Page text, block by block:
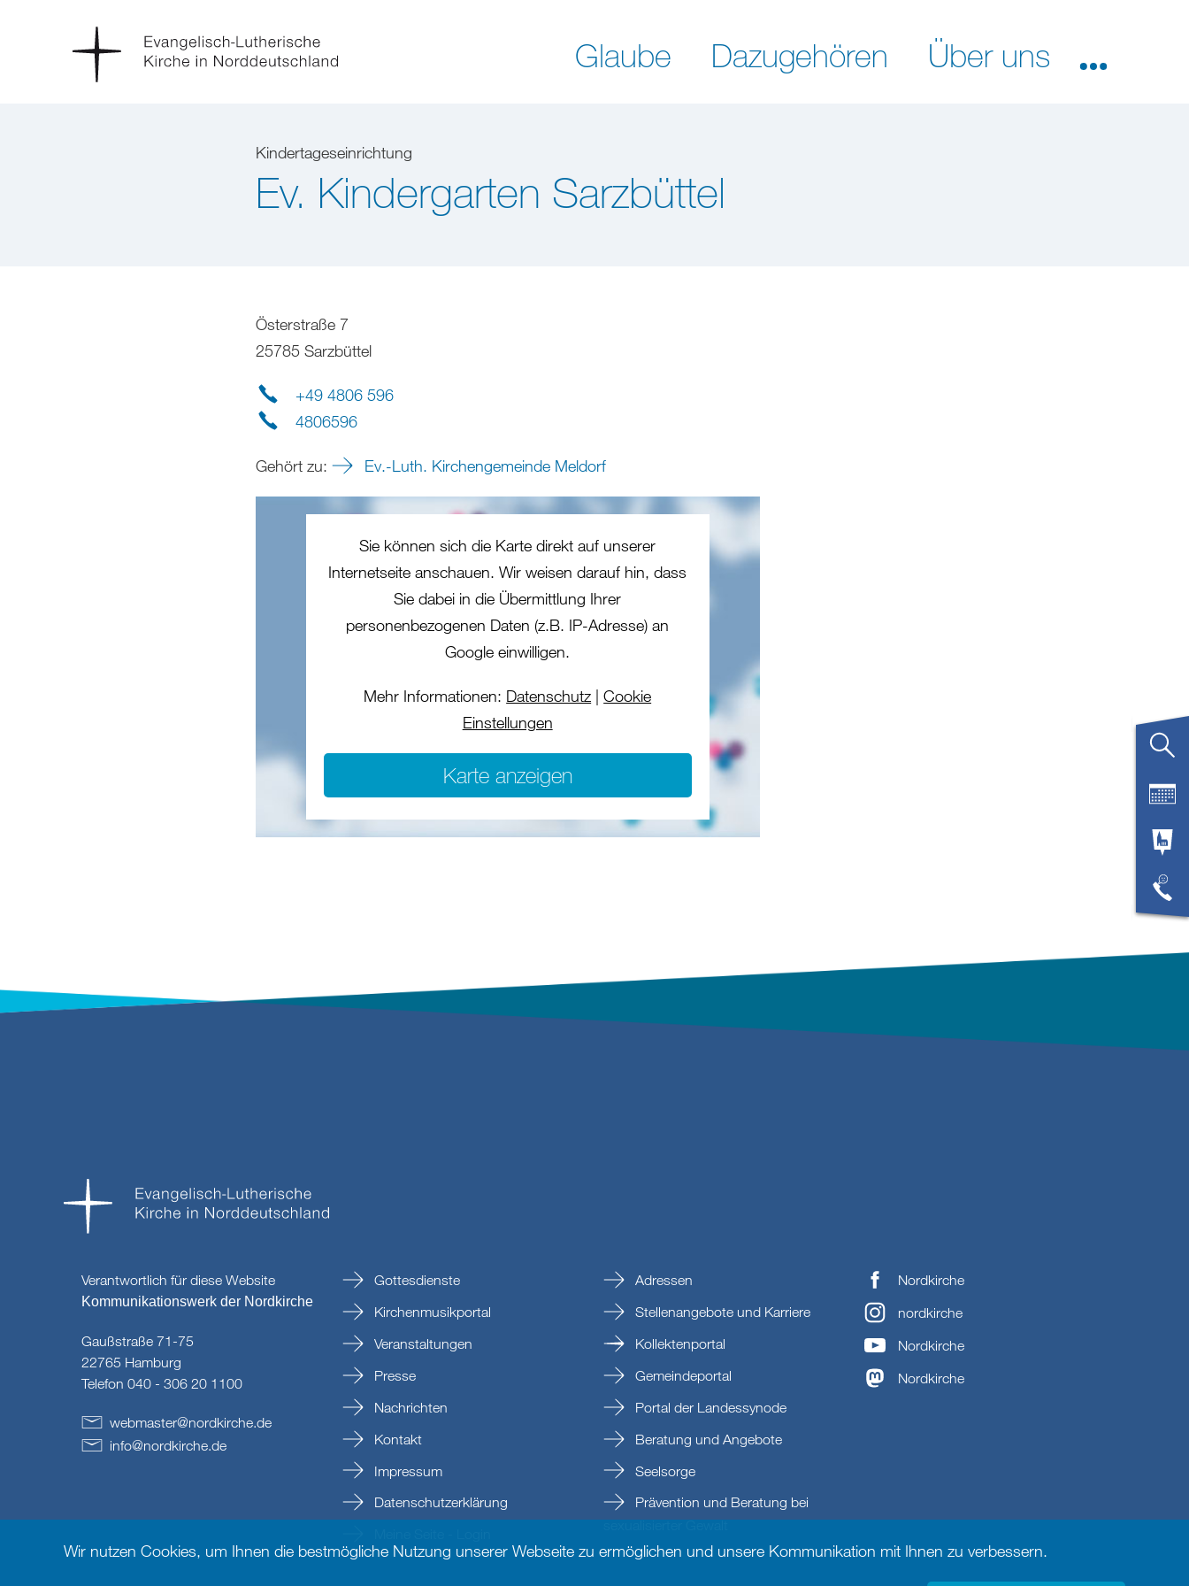
Glaube Dazugehören Über uns
Kindertageseinrichtung
Ev. Kindergarten Sarzbüttel
Österstraße 7
25785 Sarzbüttel
+49 4806 596
4806596
Gehört zu: Ev.-Luth. Kirchengemeinde Meldorf
Sie können sich die Karte direkt auf unserer
Internetseite anschauen. Wir weisen darauf hin, dass
Sie dabei in die Übermittlung Ihrer
personenbezogenen Daten (z.B. IP-Adresse) an
Google einwilligen.
Mehr Informationen: Datenschutz |Cookie
Einstellungen
Karte anzeigen
Verantwortlich für diese Website
Kommunikationswerk der Nordkirche
Gaußstraße 71-75
22765 Hamburg
Telefon 040 - 306 20 1100
webmaster@nordkirche.de
info@nordkirche.de
Gottesdienste
Kirchenmusikportal
Veranstaltungen
Presse
Nachrichten
Kontakt
Impressum
Datenschutzerklärung
Adressen
Stellenangebote und Karriere
Kollektenportal
Gemeindeportal
Portal der Landessynode
Beratung und Angebote
Seelsorge
Prävention und Beratung bei
sexualisierter Gewalt
Nordkirche
nordkirche
Nordkirche
Nordkirche
Wir nutzen Cookies, um Ihnen die bestmögliche Nutzung unserer Webseite zu ermöglichen und unsere Kommunikation mit Ihnen zu verbessern.